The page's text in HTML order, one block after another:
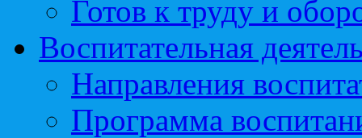
Готов к труду и
Воспитательная
Направления
Программа